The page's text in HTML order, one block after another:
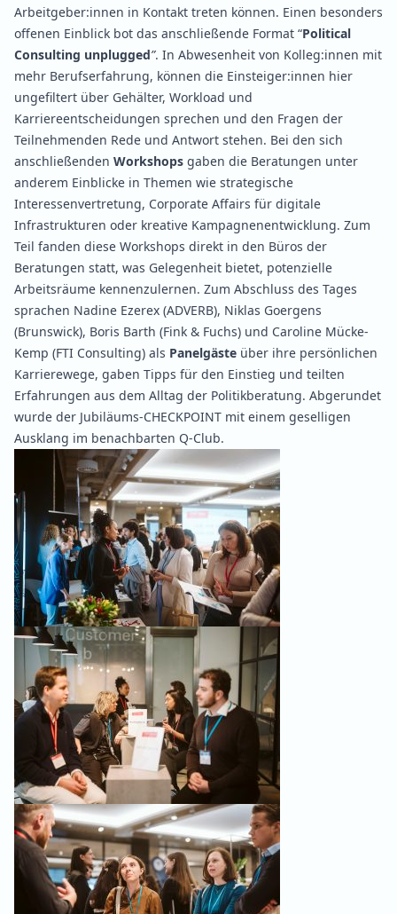
Arbeitgeber:innen in Kontakt treten können. Einen besonders
offenen Einblick bot das anschließende Format “Political
Consulting unplugged”. In Abwesenheit von Kolleg:innen mit
mehr Berufserfahrung, können die Einsteiger:innen hier
ungefiltert über Gehälter, Workload und
Karriereentscheidungen sprechen und den Fragen der
Teilnehmenden Rede und Antwort stehen. Bei den sich
anschließenden Workshops gaben die Beratungen unter
anderem Einblicke in Themen wie strategische
Interessenvertretung, Corporate Affairs für digitale
Infrastrukturen oder kreative Kampagnenentwicklung. Zum
Teil fanden diese Workshops direkt in den Büros der
Beratungen statt, was Gelegenheit bietet, potenzielle
Arbeitsräume kennenzulernen. Zum Abschluss des Tages
sprachen Nadine Ezerex (ADVERB), Niklas Goergens
(Brunswick), Boris Barth (Fink & Fuchs) und Caroline Mücke-
Kemp (FTI Consulting) als Panelgäste über ihre persönlichen
Karrierewege, gaben Tipps für den Einstieg und teilten
Erfahrungen aus dem Alltag der Politikberatung. Abgerundet
wurde der Jubiläums-CHECKPOINT mit einem geselligen
Ausklang im benachbarten Q-Club.